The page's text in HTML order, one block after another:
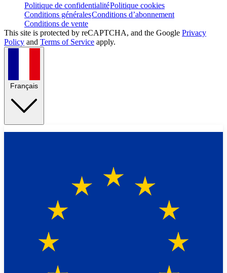
Politique de confidentialitéPolitique cookies
Conditions généralesConditions d’abonnement
Conditions de vente
This site is protected by reCAPTCHA, and the Google Privacy
Policy and Terms of Service apply.
Français